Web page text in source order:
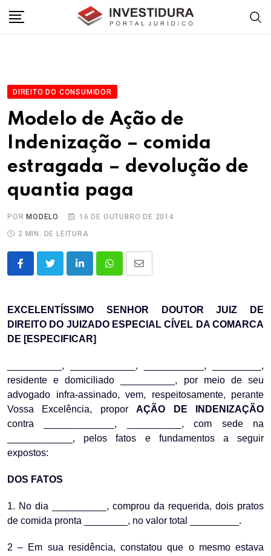
DIREITO DO CONSUMIDOR
Modelo de Ação de
Indenização – comida
estragada – devolução de
quantia paga
POR MODELO
16 DE OUTUBRO DE 2014
2 MIN. DE LEITURA
LinkedInWhatsappShare
Email
EXCELENTÍSSIMO SENHOR DOUTOR JUIZ DE
DIREITO DO JUIZADO ESPECIAL CÍVEL DA COMARCA
DE [ESPECIFICAR]
__________, ____________, ___________, _________,
residente e domiciliado __________, por meio de seu
advogado infra-assinado, vem, respeitosamente, perante
Vossa Excelência, proporAÇÃO DE INDENIZAÇÃO
contra _____________, __________, com sede na
____________, pelos fatos e fundamentos a seguir
expostos:
DOS FATOS
1. No dia __________, comprou da requerida, dois pratos
de comida pronta ________, no valor total _________.
2 – Em sua residência, constatou que o mesmo estava